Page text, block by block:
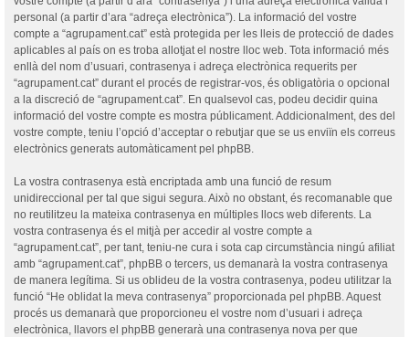
personal (a partir d’ara “adreça electrònica”). La informació del vostre
compte a “agrupament.cat” està protegida per les lleis de protecció de dades
aplicables al país on es troba allotjat el nostre lloc web. Tota informació més
enllà del nom d’usuari, contrasenya i adreça electrònica requerits per
“agrupament.cat” durant el procés de registrar-vos, és obligatòria o opcional
a la discreció de “agrupament.cat”. En qualsevol cas, podeu decidir quina
informació del vostre compte es mostra públicament. Addicionalment, des del
vostre compte, teniu l’opció d’acceptar o rebutjar que se us enviïn els correus
electrònics generats automàticament pel phpBB.
La vostra contrasenya està encriptada amb una funció de resum
unidireccional per tal que sigui segura. Això no obstant, és recomanable que
no reutilitzeu la mateixa contrasenya en múltiples llocs web diferents. La
vostra contrasenya és el mitjà per accedir al vostre compte a
“agrupament.cat”, per tant, teniu-ne cura i sota cap circumstància ningú afiliat
amb “agrupament.cat”, phpBB o tercers, us demanarà la vostra contrasenya
de manera legítima. Si us oblideu de la vostra contrasenya, podeu utilitzar la
funció “He oblidat la meva contrasenya” proporcionada pel phpBB. Aquest
procés us demanarà que proporcioneu el vostre nom d’usuari i adreça
electrònica, llavors el phpBB generarà una contrasenya nova per que